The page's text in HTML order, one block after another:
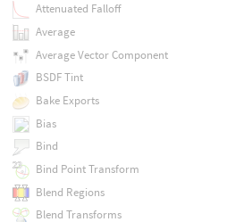
Attenuated Falloff
Average
Average Vector Component
BSDF Tint
Bake Exports
Bias
Bind
Bind Point Transform
Blend Regions
Blend Transforms